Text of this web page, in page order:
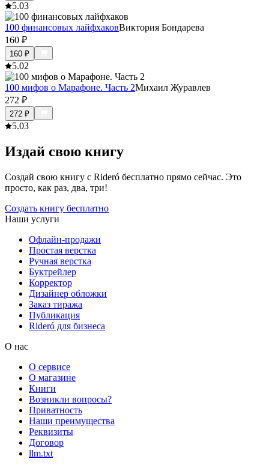
5.03
100 финансовых лайфхаковВиктория Бондарева
160 ₽
160 ₽
5.02
100 мифов о Марафоне. Часть 2Михаил Журавлев
272 ₽
272 ₽
5.03
Издай свою книгу
Создай свою книгу с Rideró бесплатно прямо сейчас. Это
просто, как раз, два, три!
Создать книгу бесплатно
Наши услуги
Офлайн-продажи
Простая верстка
Ручная верстка
Буктрейлер
Корректор
Дизайнер обложки
Заказ тиража
Публикация
Rideró для бизнеса
О нас
О сервисе
О магазине
Книги
Возникли вопросы?
Приватность
Наши преимущества
Реквизиты
Договор
llm.txt